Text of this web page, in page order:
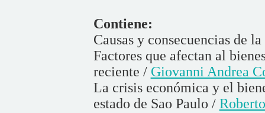
Contiene:
Causas y consecuencias de
Factores que afectan al
reciente / Giovanni Andrea
La crisis económica y el
estado de Sao Paulo /